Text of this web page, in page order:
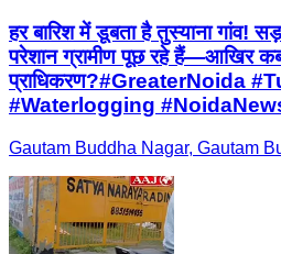
हर बारिश में डूबता है तुस्याना गांव!
परेशान ग्रामीण पूछ रहे हैं—आखिर कब
प्राधिकरण?#GreaterNoida
#Waterlogging
Gautam Buddha Nagar, Gautam